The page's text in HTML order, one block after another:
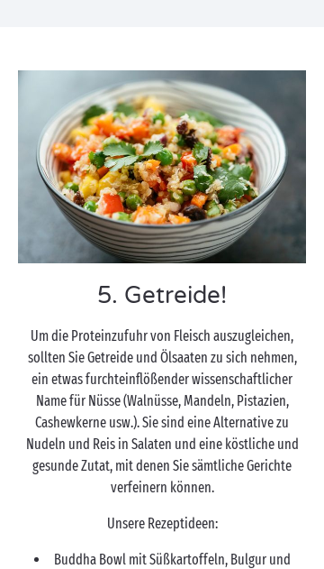
5. Getreide!
Um die Proteinzufuhr von Fleisch auszugleichen,
sollten Sie Getreide und Ölsaaten zu sich nehmen,
ein etwas furchteinflößender wissenschaftlicher
Name für Nüsse (Walnüsse, Mandeln, Pistazien,
Cashewkerne usw.). Sie sind eine Alternative zu
Nudeln und Reis in Salaten und eine köstliche und
gesunde Zutat, mit denen Sie sämtliche Gerichte
verfeinern können.
Unsere Rezeptideen:
Buddha Bowl mit Süßkartoffeln, Bulgur und